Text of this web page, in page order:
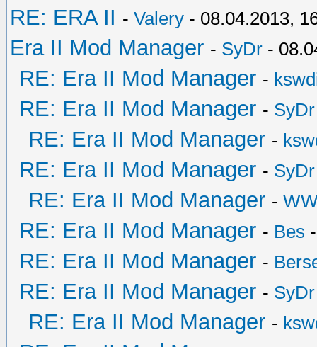
RE: ERA II - Valery - 08.04.2013,
Era II Mod Manager - SyDr -
RE: Era II Mod Manager -
RE: Era II Mod Manager - SyDr
RE: Era II Mod Manager -
RE: Era II Mod Manager - SyDr
RE: Era II Mod Manager -
RE: Era II Mod Manager - Bes
RE: Era II Mod Manager -
RE: Era II Mod Manager - SyDr
RE: Era II Mod Manager -